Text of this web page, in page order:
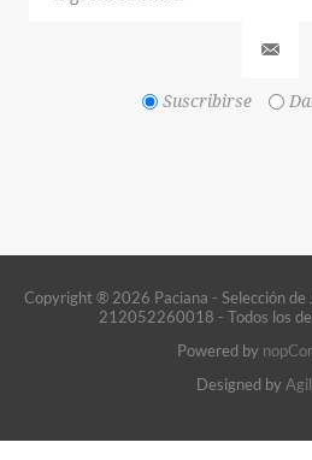
Suscribirse
Copyright ® 2026 Paciana - Selección de
212052260018 - Todos los
Powered by
Designed by